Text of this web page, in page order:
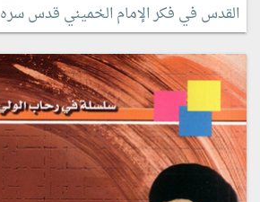
القدس في فكر الإمام الخميني قدس سره